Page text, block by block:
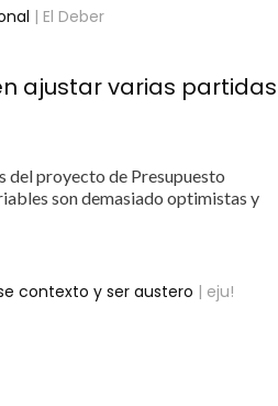
| El Deber
ajustar varias partidas
del proyecto de Presupuesto
son demasiado optimistas y
contexto y ser austero | eju!